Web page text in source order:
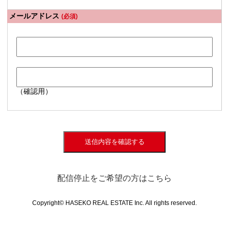
メールアドレス (必須)
（確認用）
送信内容を確認する
配信停止をご希望の方はこちら
Copyright© HASEKO REAL ESTATE Inc. All rights reserved.